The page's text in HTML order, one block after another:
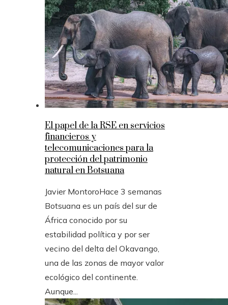
El papel de la RSE en servicios
financieros y
telecomunicaciones para la
protección del patrimonio
natural en Botsuana
Javier MontoroHace 3 semanas
Botsuana es un país del sur de
África conocido por su
estabilidad política y por ser
vecino del delta del Okavango,
una de las zonas de mayor valor
ecológico del continente.
Aunque...